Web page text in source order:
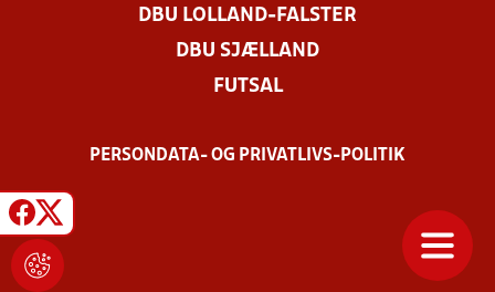
DBU LOLLAND-FALSTER
DBU SJÆLLAND
FUTSAL
PERSONDATA- OG PRIVATLIVS-POLITIK